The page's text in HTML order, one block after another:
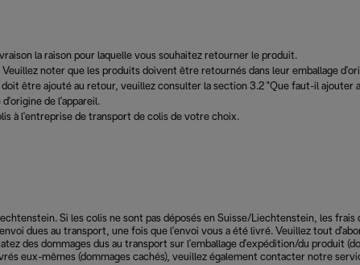
la raison pour laquelle vous souhaitez retourner le produit.
noter que les produits doivent être retournés dans leur emballage
être ajouté au retour, veuillez consulter la section 3.2 "Que faut-il ajouter
de l'appareil.
à l'entreprise de transport de colis de votre choix.
Si les colis ne sont pas déposés en Suisse/Liechtenstein, les
dues au transport, une fois que l'envoi vous a été livré. Veuillez tout
des dommages dus au transport sur l'emballage d'expédition/du produit
eux-mêmes (dommages cachés), veuillez également contacter notre